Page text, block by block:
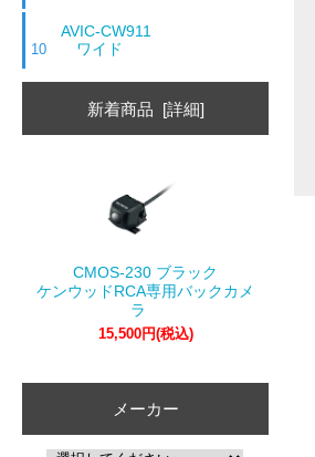
10
AVIC-CW911
ワイド
新着商品 [詳細]
CMOS-230 ブラック
ケンウッドRCA専用バックカメ
ラ
15,500円(税込)
メーカー